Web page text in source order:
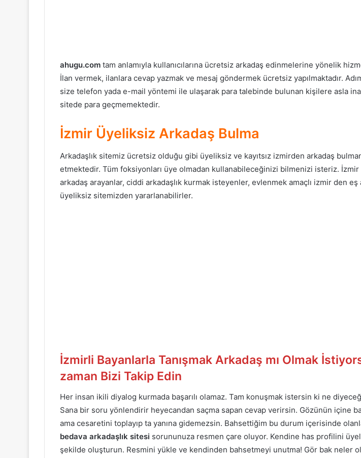
ahugu.com tam anlamıyla kullanıcılarına ücretsiz arkadaş edinmelerine yönelik
İlan vermek, ilanlara cevap yazmak ve mesaj göndermek ücretsiz yapılmaktadır.
size telefon yada e-mail yöntemi ile ulaşarak para talebinde bulunan kişilere asla
sitede para geçmemektedir.
İzmir Üyeliksiz Arkadaş Bulma
Arkadaşlık sitemiz ücretsiz olduğu gibi üyeliksiz ve kayıtsız izmirden arkadaş
etmektedir. Tüm foksiyonları üye olmadan kullanabileceğinizi bilmenizi isteriz. İzmir
arkadaş arayanlar, ciddi arkadaşlık kurmak isteyenler, evlenmek amaçlı izmir den eş
üyeliksiz sitemizden yararlanabilirler.
İzmirli Bayanlarla Tanışmak Arkadaş mı Olmak
zaman Bizi Takip Edin
Her insan ikili diyalog kurmada başarılı olamaz. Tam konuşmak istersin ki ne
Sana bir soru yönlendirir heyecandan saçma sapan cevap verirsin. Gözünün içine
ama cesaretini toplayıp ta yanına gidemezsin. Bahsettiğim bu durum içerisinde
bedava arkadaşlık sitesi sorununuza resmen çare oluyor. Kendine has profilini
şekilde oluşturun. Resmini yükle ve kendinden bahsetmeyi unutma! Gör bak neler